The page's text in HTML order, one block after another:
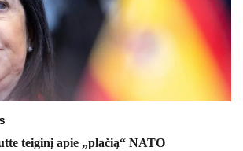
teiginį apie „plačią“ NATO